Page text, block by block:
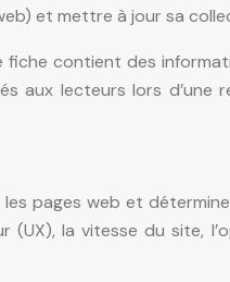
et mettre à jour sa
contient des
aux lecteurs lors d’une
pages web et
la vitesse du site,